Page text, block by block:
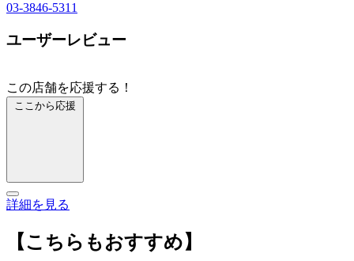
03-3846-5311
ユーザーレビュー
この店舗を応援する！
ここから応援
詳細を見る
【こちらもおすすめ】